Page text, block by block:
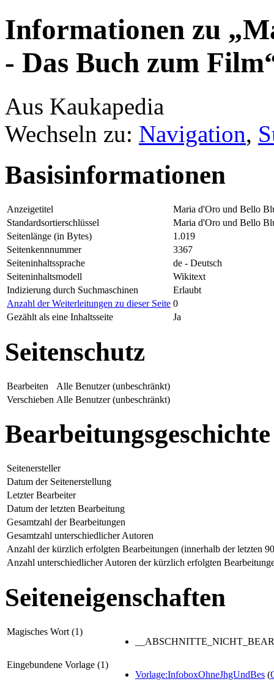
Informationen zu
- Das Buch zum
Aus Kaukapedia
Wechseln zu: Navigation,
Basisinformationen
Anzeigetitel
Maria d'Oro und Bello
Standardsortierschlüssel
Maria d'Oro und Bello
Seitenlänge (in Bytes)
1.019
Seitenkennnummer
3367
Seiteninhaltssprache
de - Deutsch
Seiteninhaltsmodell
Wikitext
Indizierung durch Suchmaschinen
Erlaubt
Anzahl der Weiterleitungen zu dieser Seite 0
Gezählt als eine Inhaltsseite
Ja
Seitenschutz
Bearbeiten
Alle Benutzer (unbeschränkt)
Verschieben Alle Benutzer (unbeschränkt)
Bearbeitungsgeschichte
Seitenersteller
Datum der Seitenerstellung
Letzter Bearbeiter
Datum der letzten Bearbeitung
Gesamtzahl der Bearbeitungen
Gesamtzahl unterschiedlicher Autoren
Anzahl der kürzlich erfolgten Bearbeitungen (innerhalb der letzten
Anzahl unterschiedlicher Autoren der kürzlich erfolgten
Seiteneigenschaften
Magisches Wort (1)
Eingebundene Vorlage (1)
Vorlage:InfoboxOhneJhgUndBes (